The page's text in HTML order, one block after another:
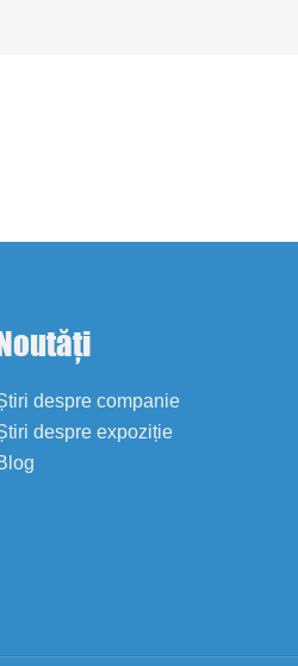
despre companie
despre expoziție